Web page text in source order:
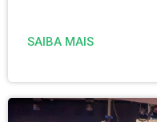
SAIBA MAIS